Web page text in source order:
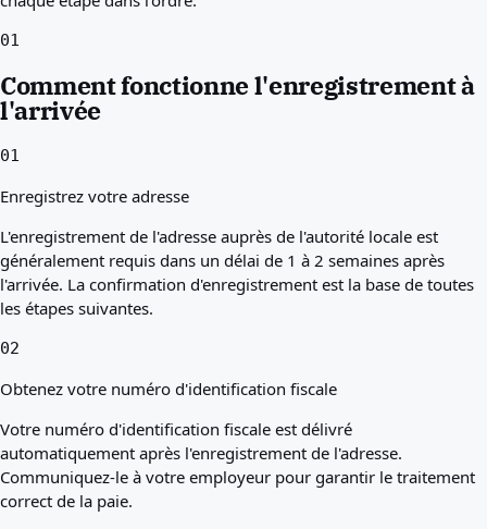
Guides
Outils
Recherche de voie visa
01
Comment fonctionne l'enregistrement à
l'arrivée
01
Enregistrez votre adresse
L'enregistrement de l'adresse auprès de l'autorité locale est
généralement requis dans un délai de 1 à 2 semaines après
l'arrivée. La confirmation d'enregistrement est la base de toutes
les étapes suivantes.
02
Obtenez votre numéro d'identification fiscale
Votre numéro d'identification fiscale est délivré
automatiquement après l'enregistrement de l'adresse.
Communiquez-le à votre employeur pour garantir le traitement
correct de la paie.